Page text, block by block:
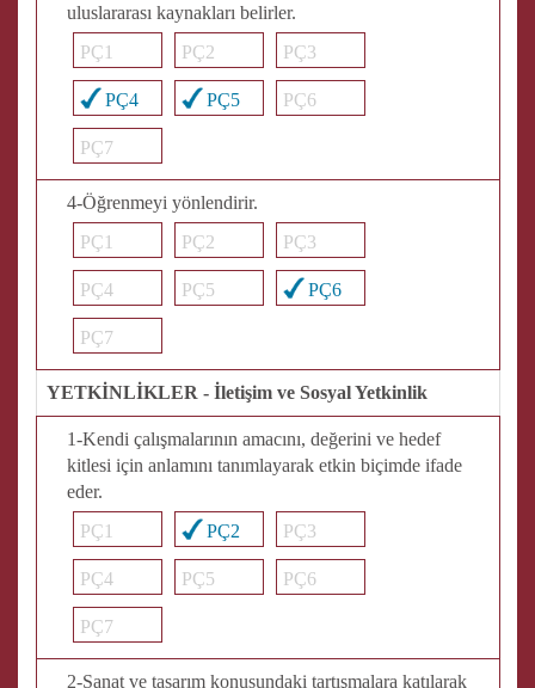
uluslararası kaynakları belirler.
PÇ1
PÇ2 PÇ3
PÇ4 PÇ5 PÇ6
PÇ7
4-Öğrenmeyi yönlendirir.
PÇ1
PÇ2 PÇ3
PÇ4 PÇ5 PÇ6
PÇ7
YETKİNLİKLER - İletişim ve Sosyal Yetkinlik
1-Kendi çalışmalarının amacını, değerini ve hedef
kitlesi için anlamını tanımlayarak etkin biçimde ifade
eder.
PÇ1
PÇ2 PÇ3
PÇ4 PÇ5 PÇ6
PÇ7
2-Sanat ve tasarım konusundaki tartışmalara katılarak